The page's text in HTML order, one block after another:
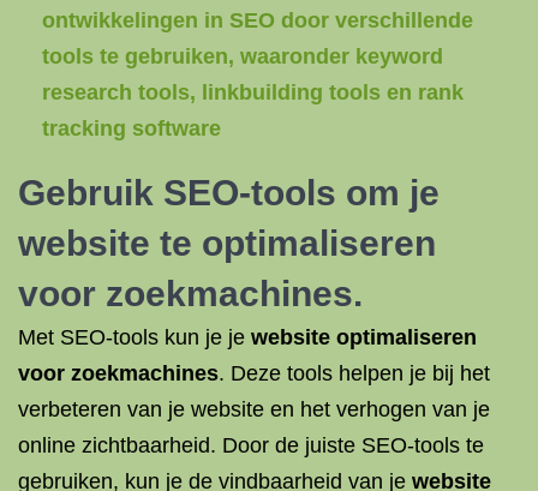
ontwikkelingen in SEO door verschillende
tools te gebruiken, waaronder keyword
research tools, linkbuilding tools en rank
tracking software
Gebruik SEO-tools om je
website te optimaliseren
voor zoekmachines.
Met SEO-tools kun je je website optimaliseren
voor zoekmachines. Deze tools helpen je bij het
verbeteren van je website en het verhogen van je
online zichtbaarheid. Door de juiste SEO-tools te
gebruiken, kun je de vindbaarheid van je website